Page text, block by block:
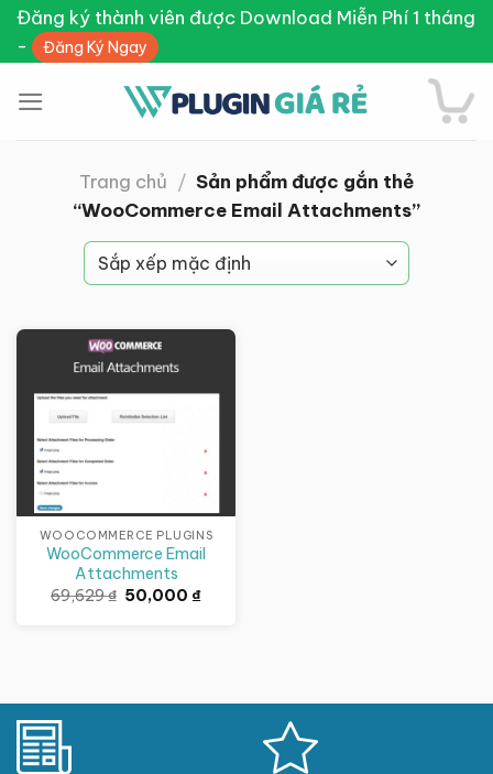
Skip
content
Đăng ký thành viên được Download Miễn Phí 1 tháng
-
Đăng Ký Ngay
Trang chủ / Sản phẩm được gắn thẻ
“WooCommerce Email Attachments”
WOOCOMMERCE PLUGINS
WooCommerce Email
Attachments
69,629₫ Giá
gốc
50,000₫Giá